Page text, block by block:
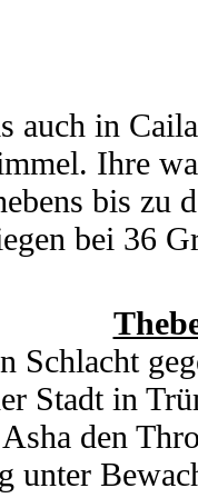
auch in
Ihre
bis zu
bei 36
und 7. Juli
kühlt ein
erreicht
Schlacht
Stadt in
den
unter